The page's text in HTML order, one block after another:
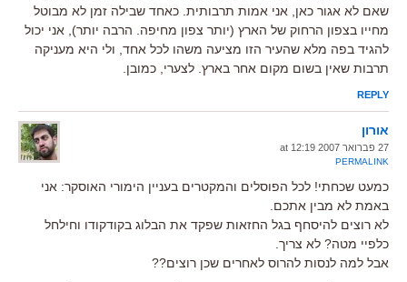
שאם לא אגור כאן, אני אמות תרבותית. כאחד שבילה זמן לא מבוטל
מחייו בצפון הרחוק של הארץ (יותר צפון מחיפה. הרבה יותר), אני יכול
להגיד בפה מלא שהעיר הזו מציעה משהו לכל אחד, ולי היא מעניקה
תרבות שאין בשום מקום אחר בארץ. לצערי, כמובן.
REPLY
אורון
27 פברואר 2007 at 12:19
PERMALINK
כמעט שכחתי! לכל הפוסלים והמקטרים בעניין הימורי האוסקר: אני
באמת לא מבין אתכם.
לא רוצים להיסחף בגל החזאות שפקד את הבלוג בקודקודו וחילחל
כלפיי מטה? לא צריך.
אבל למה לנסות להרוס לאחרים שכן רוצים??